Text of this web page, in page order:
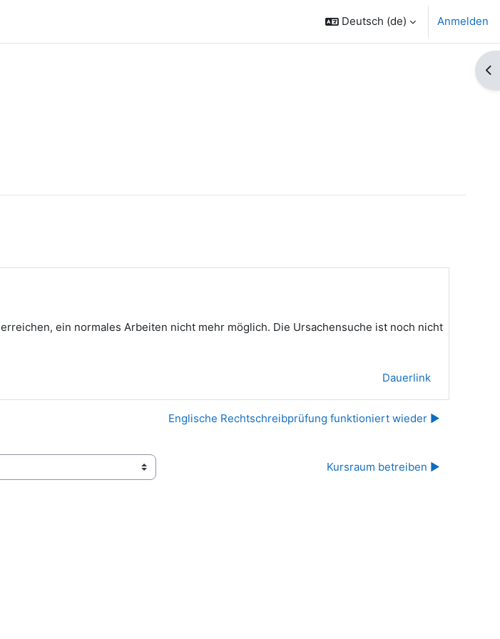
Deutsch ‎(de)‎ Anmelden
ein normales Arbeiten nicht mehr möglich. Die Ursachensuche ist noch nicht
Dauerlink
Englische Rechtschreibprüfung funktioniert wieder ▶︎
Kursraum betreiben ▶︎